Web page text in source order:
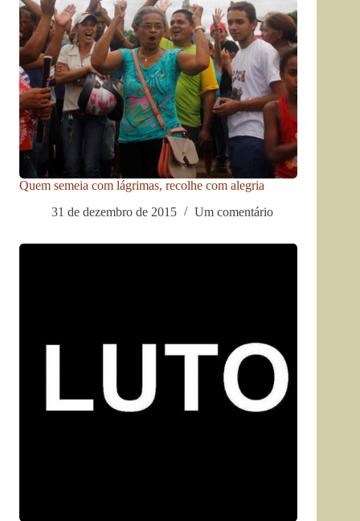
Quem semeia com lágrimas, recolhe com alegria
31 de dezembro de 2015
Um comentário